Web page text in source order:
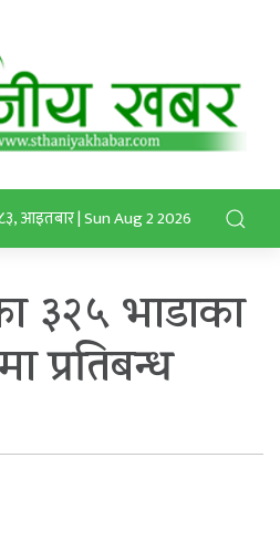
आइतबार | Sun Aug 2 2026
३२५ भाडाका
प्रतिबन्ध